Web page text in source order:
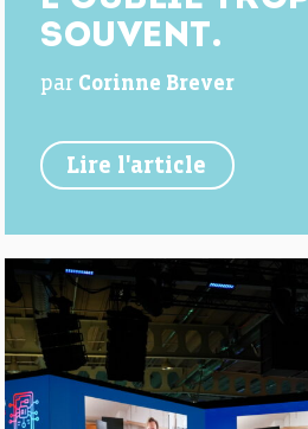
SOUVENT.
par Corinne Brever
Lire l'article